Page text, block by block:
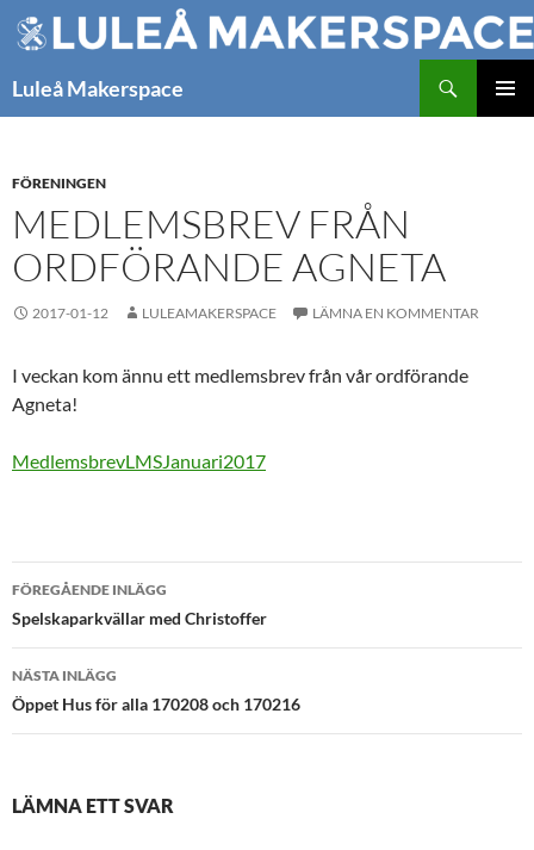
Hoppa
till
Luleå Makerspace
FÖRENINGEN
MEDLEMSBREV FRÅN
ORDFÖRANDE AGNETA
2017-01-12 LULEAMAKERSPACE LÄMNA EN KOMMENTAR
I veckan kom ännu ett medlemsbrev från vår ordförande
Agneta!
MedlemsbrevLMSJanuari2017
Inläggsnavigering
FÖREGÅENDE INLÄGG
Spelskaparkvällar med Christoffer
NÄSTA INLÄGG
Öppet Hus för alla 170208 och 170216
LÄMNA ETT SVAR